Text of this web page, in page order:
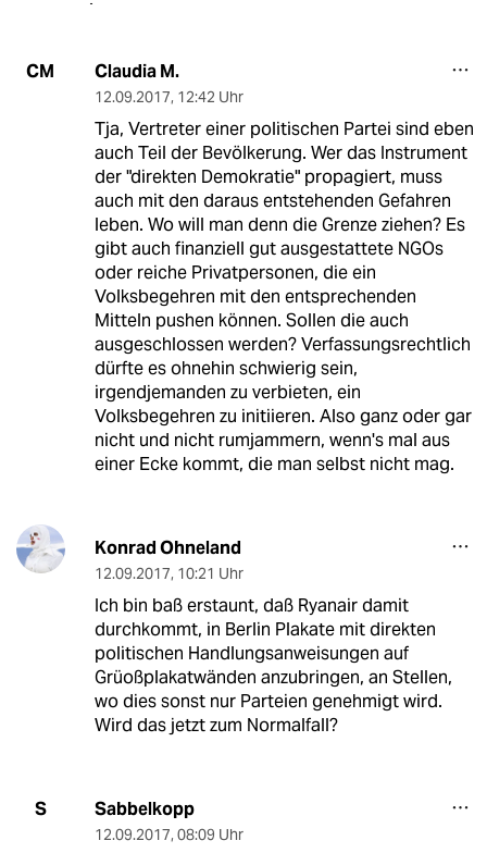
CM Claudia M.
12.09.2017, 12:42 Uhr
Tja, Vertreter einer politischen Partei sind eben
auch Teil der Bevölkerung. Wer das Instrument
der "direkten Demokratie" propagiert, muss
auch mit den daraus entstehenden Gefahren
leben. Wo will man denn die Grenze ziehen? Es
gibt auch finanziell gut ausgestattete NGOs
oder reiche Privatpersonen, die ein
Volksbegehren mit den entsprechenden
Mitteln pushen können. Sollen die auch
ausgeschlossen werden? Verfassungsrechtlich
dürfte es ohnehin schwierig sein,
irgendjemanden zu verbieten, ein
Volksbegehren zu initiieren. Also ganz oder gar
nicht und nicht rumjammern, wenn's mal aus
einer Ecke kommt, die man selbst nicht mag.
Konrad Ohneland
12.09.2017, 10:21 Uhr
Ich bin baß erstaunt, daß Ryanair damit
durchkommt, in Berlin Plakate mit direkten
politischen Handlungsanweisungen auf
Grüoßplakatwänden anzubringen, an Stellen,
wo dies sonst nur Parteien genehmigt wird.
Wird das jetzt zum Normalfall?
S Sabbelkopp
12.09.2017, 08:09 Uhr